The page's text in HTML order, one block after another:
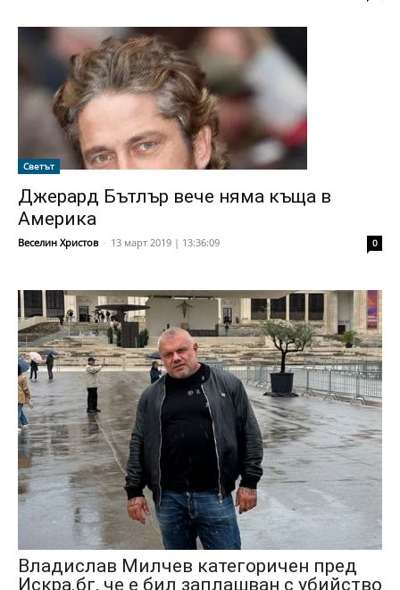
Светът
Джерард Бътлър вече няма къща в
Америка
Веселин Христов - 13 март 2019 | 13:36:09 0
Владислав Милчев категоричен пред
Искра.бг, че е бил заплашван с убийство